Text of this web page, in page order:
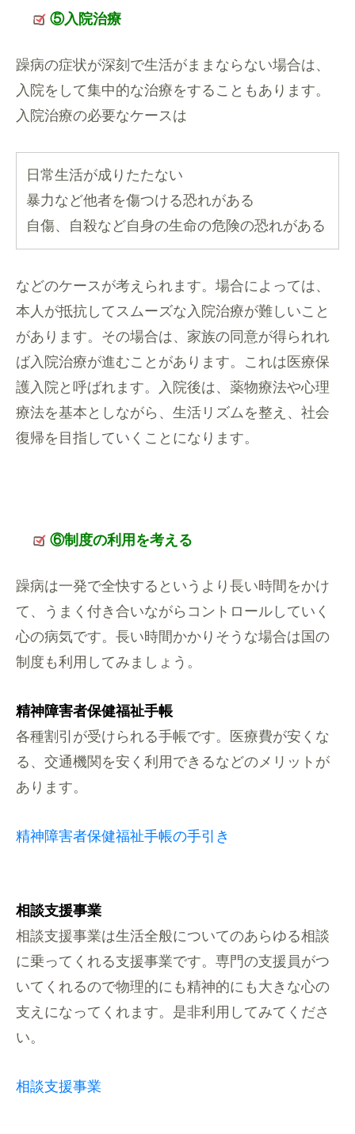
⑤入院治療
躁病の症状が深刻で生活がままならない場合は、
入院をして集中的な治療をすることもあります。
入院治療の必要なケースは
日常生活が成りたたない
暴力など他者を傷つける恐れがある
自傷、自殺など自身の生命の危険の恐れがある
などのケースが考えられます。場合によっては、
本人が抵抗してスムーズな入院治療が難しいこと
があります。その場合は、家族の同意が得られれ
ば入院治療が進むことがあります。これは医療保
護入院と呼ばれます。入院後は、薬物療法や心理
療法を基本としながら、生活リズムを整え、社会
復帰を目指していくことになります。
⑥制度の利用を考える
躁病は一発で全快するというより長い時間をかけ
て、うまく付き合いながらコントロールしていく
心の病気です。長い時間かかりそうな場合は国の
制度も利用してみましょう。
精神障害者保健福祉手帳
各種割引が受けられる手帳です。医療費が安くな
る、交通機関を安く利用できるなどのメリットが
あります。
精神障害者保健福祉手帳の手引き
相談支援事業
相談支援事業は生活全般についてのあらゆる相談
に乗ってくれる支援事業です。専門の支援員がつ
いてくれるので物理的にも精神的にも大きな心の
支えになってくれます。是非利用してみてくださ
い。
相談支援事業